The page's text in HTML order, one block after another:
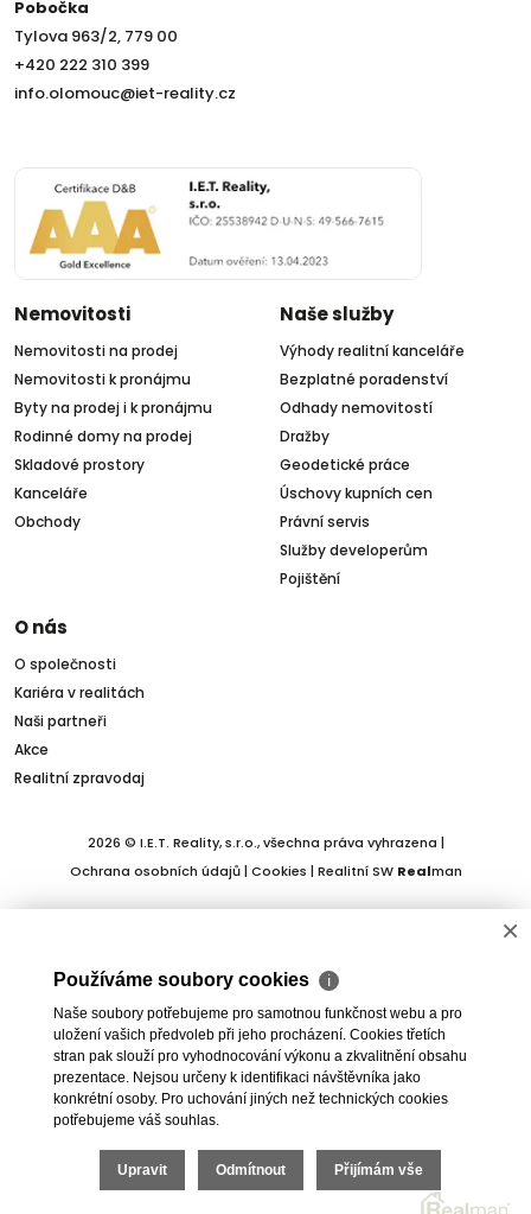
Pobočka
Tylova 963/2, 779 00
+420 222 310 399
info.olomouc@iet-reality.cz
Nemovitosti
Nemovitosti na prodej
Nemovitosti k pronájmu
Byty na prodej i k pronájmu
Rodinné domy na prodej
Skladové prostory
Kanceláře
Obchody
Naše služby
Výhody realitní kanceláře
Bezplatné poradenství
Odhady nemovitostí
Dražby
Geodetické práce
Úschovy kupních cen
Právní servis
Služby developerům
Pojištění
O nás
O společnosti
Kariéra v realitách
Naši partneři
Akce
Realitní zpravodaj
2026 © I.E.T. Reality, s.r.o., všechna práva vyhrazena |
Ochrana osobních údajů| Cookies | Realitní SW Realman
×
Používáme soubory cookies ℹ
Naše soubory potřebujeme pro samotnou funkčnost webu a pro
uložení vašich předvoleb při jeho procházení. Cookies třetích
stran pak slouží pro vyhodnocování výkonu a zkvalitnění obsahu
prezentace. Nejsou určeny k identifikaci návštěvníka jako
konkrétní osoby. Pro uchování jiných než technických cookies
potřebujeme váš souhlas.
Upravit Odmítnout Přijímám vše